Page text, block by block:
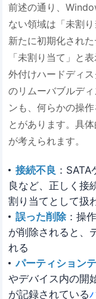
前述の通り、
ない領域は「未割
新たに初期化され
「未割り当て」と
外付けハードディ
のリムーバブルデ
ンも、何らかの操
とがあります。具
が考えられます。
接続不良 ：
良など、正しく接
割り当てとして扱
誤った削除：操
が削除されると、
れる
パーティション
やデバイス内の開
が記録されている